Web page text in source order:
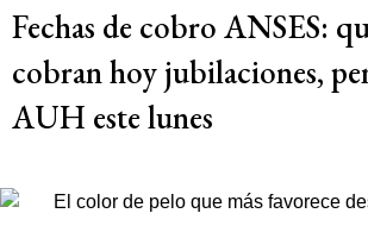
Fechas de cobro ANSES:
cobran hoy jubilaciones,
AUH este lunes